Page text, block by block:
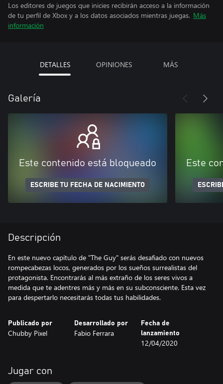
Los editores de juegos que inicies recibirán acceso a la información
de tu perfil de Xbox y a los datos asociados mientras juegas. Más
información
DETALLES OPINIONES MÁS
Galería
Este contenido está bloqueado
ESCRIBE TU FECHA DE NACIMIENTO
Este
Descripción
En este nuevo capítulo de "The Guy" serás desafiado con nuevos
rompecabezas locos, generados por los sueños surrealistas del
protagonista. Encontrarás al más extraño de los seres vivos a
medida que te adentres más y más en su subconsciente. Esta vez
para despertarlo necesitarás todas tus habilidades.
Publicado por
Chubby Pixel
Desarrollado por
Fabio Ferrara
Fecha de
lanzamiento
12/04/2020
Jugar con